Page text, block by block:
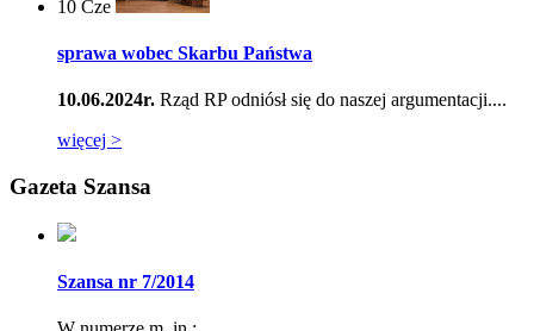
10 Cze
sprawa wobec Skarbu Państwa
10.06.2024r. Rząd RP odniósł się do naszej argumentacji....
więcej >
Gazeta Szansa
Szansa nr 7/2014